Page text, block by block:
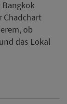
Chadchart
ob
das Lokal